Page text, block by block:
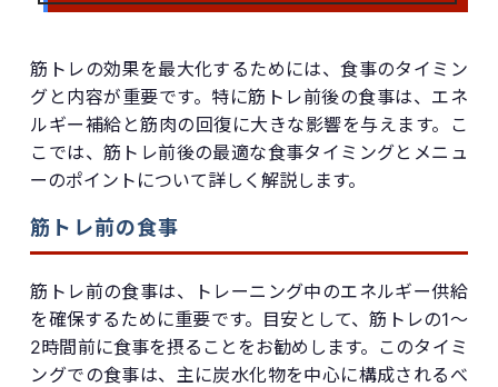
筋トレの効果を最大化するためには、食事のタイミン
グと内容が重要です。特に筋トレ前後の食事は、エネ
ルギー補給と筋肉の回復に大きな影響を与えます。こ
こでは、筋トレ前後の最適な食事タイミングとメニュ
ーのポイントについて詳しく解説します。
筋トレ前の食事
筋トレ前の食事は、トレーニング中のエネルギー供給
を確保するために重要です。目安として、筋トレの1〜
2時間前に食事を摂ることをお勧めします。このタイミ
ングでの食事は、主に炭水化物を中心に構成されるべ